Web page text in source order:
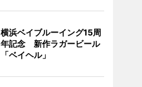
横浜ベイブルーイング15周
年記念 新作ラガービール
「ベイヘル」